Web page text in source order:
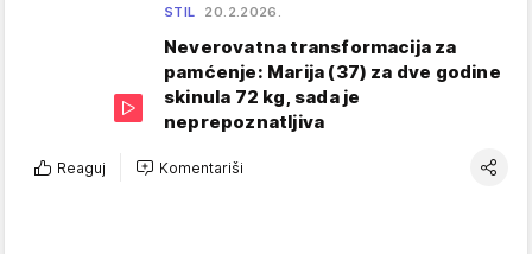
STIL 20.2.2026.
Neverovatna transformacija za
pamćenje: Marija (37) za dve godine
skinula 72 kg, sada je
neprepoznatljiva
Reaguj Komentariši